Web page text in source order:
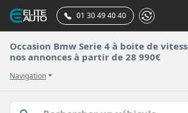
01 30 49 40 40
Occasion Bmw Serie 4 à boite de
nos annonces à partir de 28 990€
Navigation